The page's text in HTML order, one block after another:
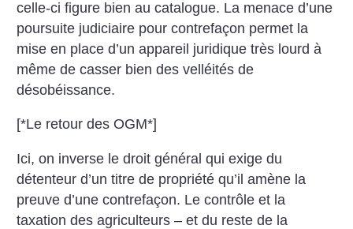
celle-ci figure bien au catalogue. La menace d’une
poursuite judiciaire pour contrefaçon permet la
mise en place d’un appareil juridique très lourd à
même de casser bien des velléités de
désobéissance.
[*Le retour des OGM*]
Ici, on inverse le droit général qui exige du
détenteur d’un titre de propriété qu’il amène la
preuve d’une contrefaçon. Le contrôle et la
taxation des agriculteurs – et du reste de la